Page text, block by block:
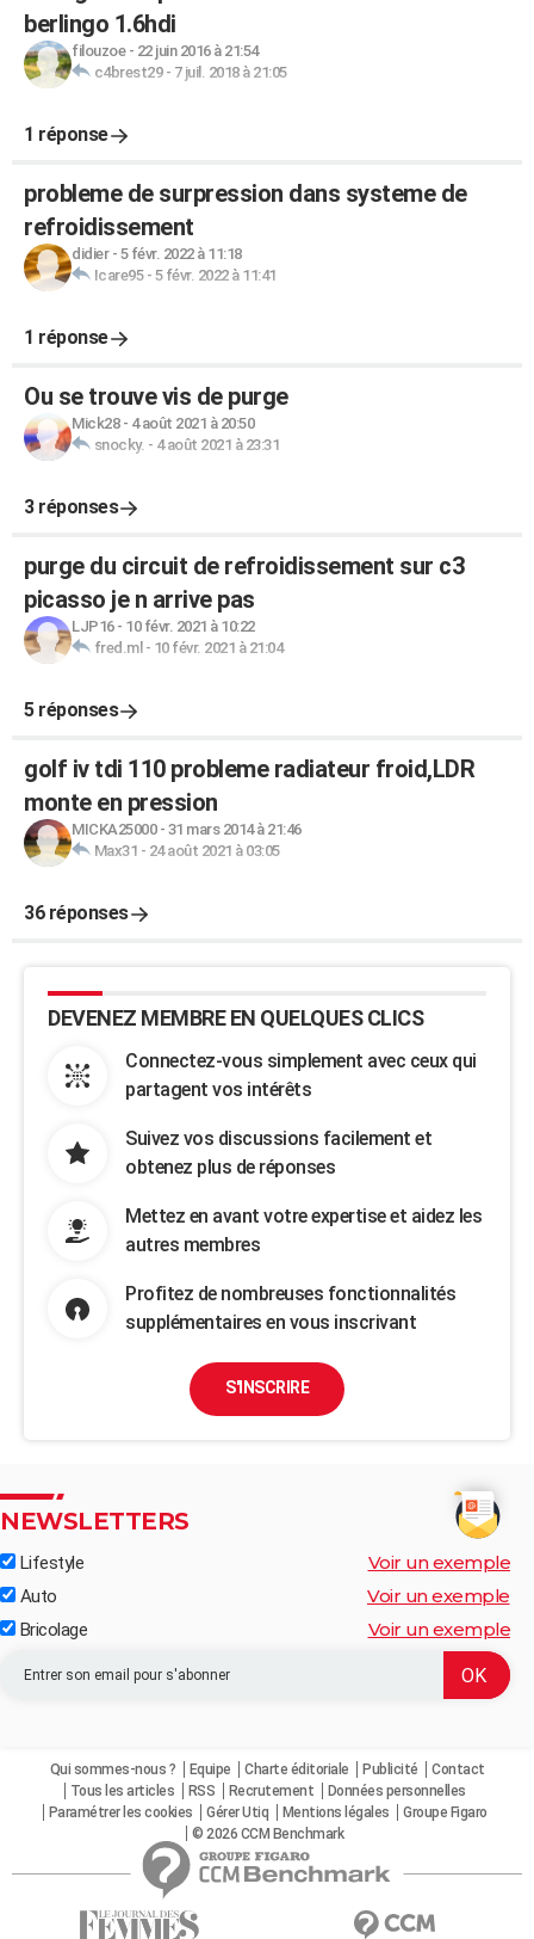
berlingo 1.6hdi
filouzoe- 22 juin 2016 à 21:54
c4brest29- 7 juil. 2018 à 21:05
1 réponse
probleme de surpression dans systeme de
refroidissement
didier- 5 févr. 2022 à 11:18
Icare95- 5 févr. 2022 à 11:41
1 réponse
Ou se trouve vis de purge
Mick28- 4 août 2021 à 20:50
snocky. - 4 août 2021 à 23:31
3 réponses
purge du circuit de refroidissement sur c3
picasso je n arrive pas
LJP16- 10 févr. 2021 à 10:22
fred.ml - 10 févr. 2021 à 21:04
5 réponses
golf iv tdi 110 probleme radiateur froid,LDR
monte en pression
MICKA25000- 31 mars 2014 à 21:46
Max31 - 24 août 2021 à 03:05
36 réponses
DEVENEZ MEMBRE EN QUELQUES CLICS
Connectez-vous simplement avec ceux qui
partagent vos intérêts
Suivez vos discussions facilement et
obtenez plus de réponses
Mettez en avant votre expertise et aidez les
autres membres
Profitez de nombreuses fonctionnalités
supplémentaires en vous inscrivant
S'INSCRIRE
NEWSLETTERS
Lifestyle Voir un exemple
Auto Voir un exemple
Bricolage Voir un exemple
Qui sommes-nous ? Equipe Charte éditoriale Publicité
Contact
Tous les articles
RSS Recrutement
Données personnelles
Paramétrer les cookies
Gérer Utiq Mentions légales
Groupe Figaro
© 2026 CCM Benchmark